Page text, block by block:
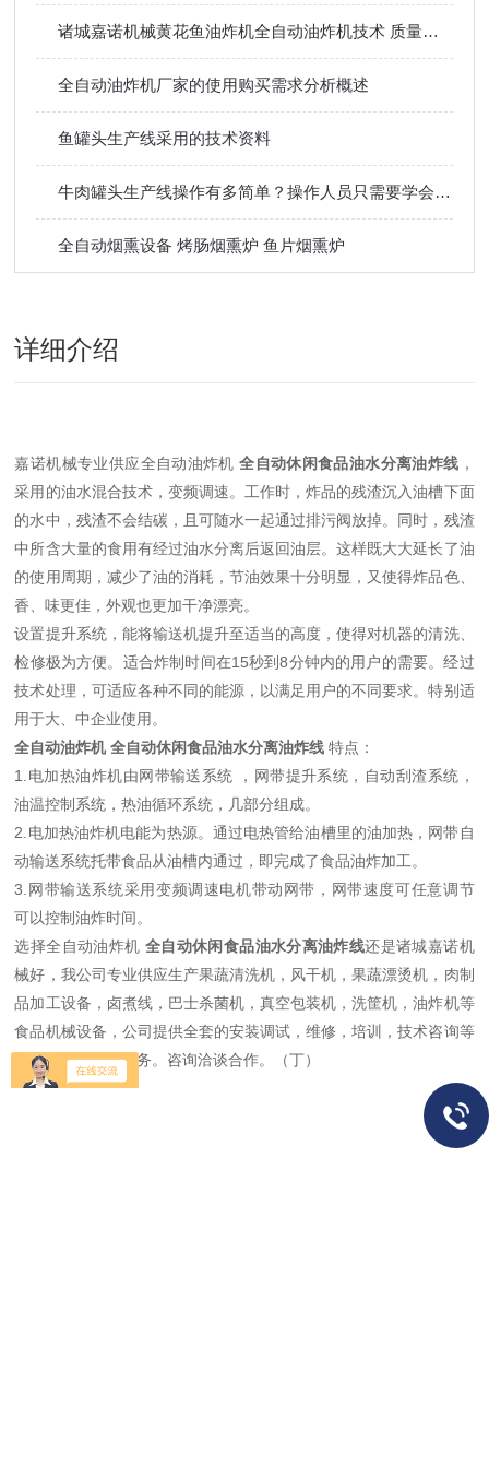
诸城嘉诺机械黄花鱼油炸机全自动油炸机技术 质量好价格低
全自动油炸机厂家的使用购买需求分析概述
鱼罐头生产线采用的技术资料
牛肉罐头生产线操作有多简单？操作人员只需要学会这三个步骤就能上手
全自动烟熏设备 烤肠烟熏炉 鱼片烟熏炉
详细介绍
嘉诺机械专业供应全自动油炸机全自动休闲食品油水分离油炸线 ，
采用的油水混合技术，变频调速。工作时，炸品的残渣沉入油槽下面
的水中，残渣不会结碳，且可随水一起通过排污阀放掉。同时，残渣
中所含大量的食用有经过油水分离后返回油层。这样既大大延长了油
的使用周期，减少了油的消耗，节油效果十分明显，又使得炸品色、
香、味更佳，外观也更加干净漂亮。
设置提升系统，能将输送机提升至适当的高度，使得对机器的清洗、
检修极为方便。适合炸制时间在15秒到8分钟内的用户的需要。经过
技术处理，可适应各种不同的能源，以满足用户的不同要求。特别适
用于大、中企业使用。
全自动油炸机 全自动休闲食品油水分离油炸线 特点：
1.电加热油炸机由网带输送系统 ，网带提升系统，自动刮渣系统，
油温控制系统，热油循环系统，几部分组成。
2.电加热油炸机电能为热源。通过电热管给油槽里的油加热，网带自
动输送系统托带食品从油槽内通过，即完成了食品油炸加工。
3.网带输送系统采用变频调速电机带动网带，网带速度可任意调节
可以控制油炸时间。
选择全自动油炸机 全自动休闲食品油水分离油炸线还是诸城嘉诺机
械好，我公司专业供应生产果蔬清洗机，风干机，果蔬漂烫机，肉制
品加工设备，卤煮线，巴士杀菌机，真空包装机，洗筐机，油炸机等
食品机械设备，公司提供全套的安装调试，维修，培训，技术咨询等
售前售后一条龙服务。咨询洽谈合作。（丁）